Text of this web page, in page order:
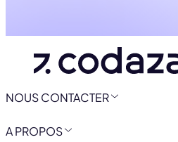
NOUS CONTACTER
A PROPOS